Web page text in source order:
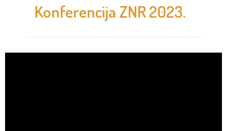
Konferencija ZNR 2023.